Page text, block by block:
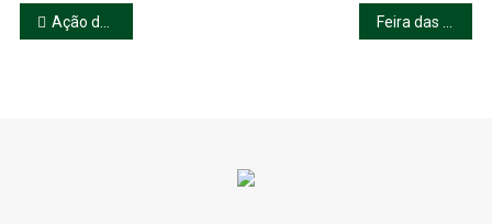
Navegação
Ação de Informação / Demonstração em SBV Feira das Plantas